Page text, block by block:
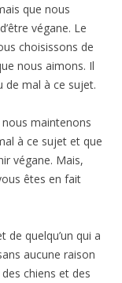
que nous
végane. Le
choisissons de
nous aimons. Il
de mal à ce sujet.
maintenons
à ce sujet et que
végane. Mais,
êtes en fait
quelqu’un qui a
aucune raison
chiens et des